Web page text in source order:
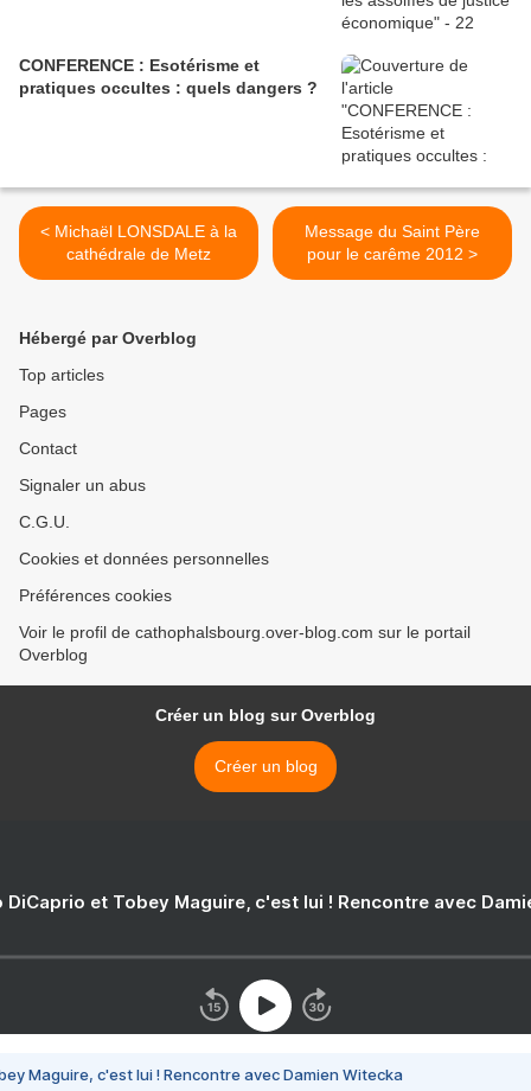
CONFERENCE : Esotérisme et
pratiques occultes : quels dangers ?
< Michaël LONSDALE à la
cathédrale de Metz
Message du Saint Père
pour le carême 2012 >
Hébergé par Overblog
Top articles
Pages
Contact
Signaler un abus
C.G.U.
Cookies et données personnelles
Préférences cookies
Voir le profil de cathophalsbourg.over-blog.com sur le portail
Overblog
Créer un blog sur Overblog
Créer un blog
DiCaprio et Tobey Maguire, c'est lui ! Rencontre avec
Maguire, c'est lui ! Rencontre avec Damien Witecka